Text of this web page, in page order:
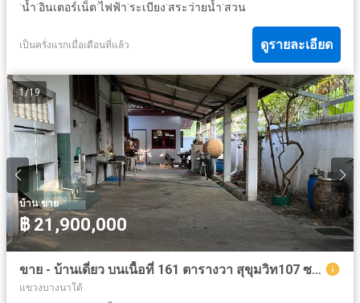
·น้ำ·อินเตอร์เน็ต·ไฟฟ้า·ระเบียง·สระว่ายน้ำ·สวน
เป็นครั่งแรกเมื่อเดือนที่แล้ว ดูรายละเอียด
1/19
บ้าน·ขาย
฿ 21,900,000
ขาย - บ้านเดี่ยว บนเนื้อที่ 161 ตารางวา สุขุมวิท107 ซอยแบริ่ง
แขวงบางนาใต้